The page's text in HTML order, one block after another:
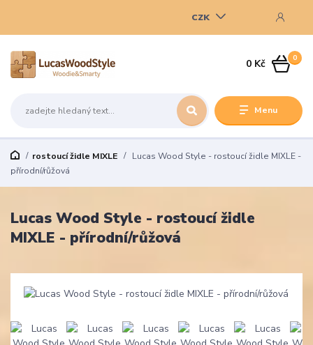
Menu
CZK
0
0 Kč
rostoucí židle MIXLE
Lucas Wood Style - rostoucí židle MIXLE -
přírodní/růžová
Lucas Wood Style - rostoucí židle
MIXLE - přírodní/růžová